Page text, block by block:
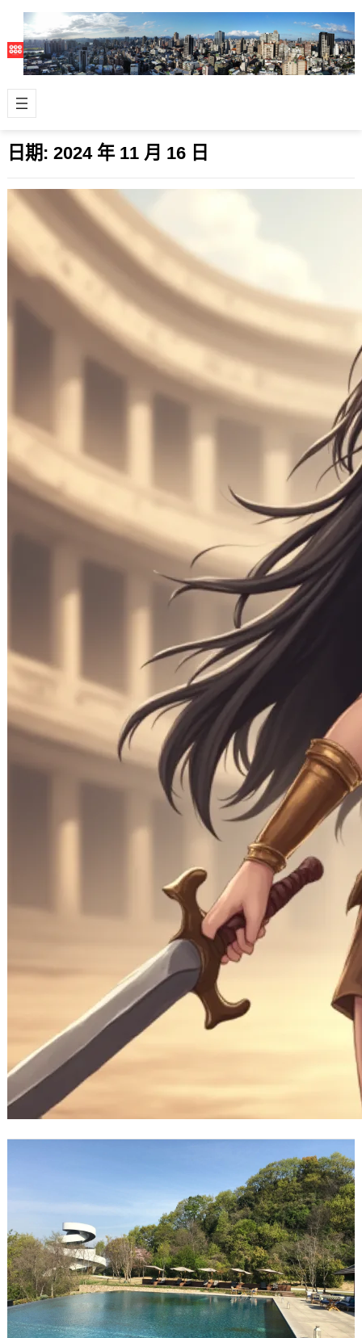
日期: 2024 年 11 月 16 日
神鬼戰士2，經典的再延續還是狗尾續貂?
2024 年 11 月 16 日
Strength and Honor~~ #神鬼戰士2
無雷心得下收： 第一集當然是比第二集
好看，沒看過1的一…